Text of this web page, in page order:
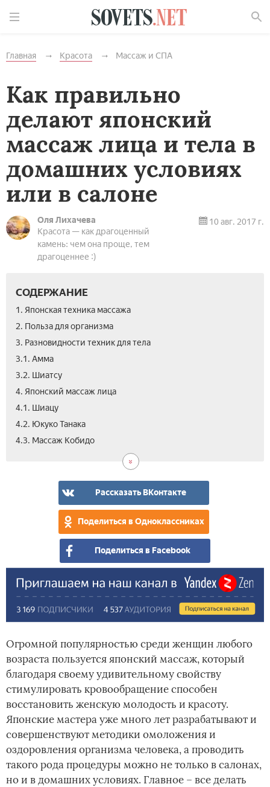
Главная Красота Массаж и СПА
Как правильно
делают японский
массаж лица и тела в
домашних условиях
или в салоне
Оля Лихачева
Красота — как драгоценный
камень: чем она проще, тем
драгоценнее :)
10 авг. 2017 г.
СОДЕРЖАНИЕ
1. Японская техника массажа
2. Польза для организма
3. Разновидности техник для тела
3.1. Амма
3.2. Шиатсу
4. Японский массаж лица
4.1. Шиацу
4.2. Юкуко Танака
4.3. Массаж Кобидо
Рассказать ВКонтакте
Поделиться в Одноклассниках
Поделиться в Facebook
Огромной популярностью среди женщин любого
возраста пользуется японский массаж, который
благодаря своему удивительному свойству
стимулировать кровообращение способен
восстановить женскую молодость и красоту.
Японские мастера уже много лет разрабатывают и
совершенствуют методики омоложения и
оздоровления организма человека, а проводить
такого рода процедуры можно не только в салонах,
но и в домашних условиях. Главное – все делать